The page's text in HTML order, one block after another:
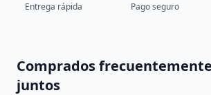
Entrega rápida Pago seguro
Comprados frecuentemente
juntos